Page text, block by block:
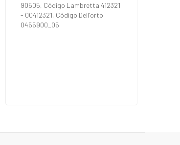
90505, Código Lambretta 412321
- 00412321, Código Dell'orto
0455900_05